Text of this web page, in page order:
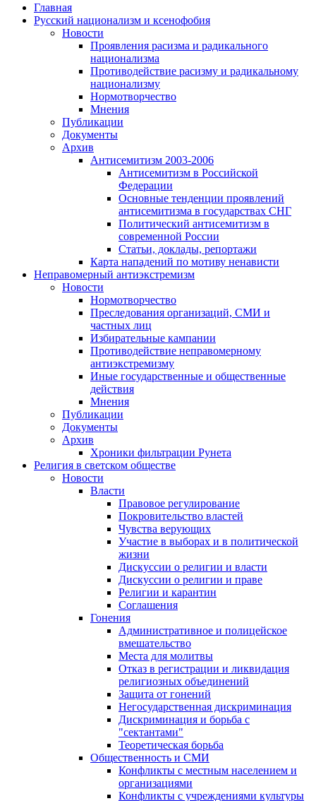
Главная
Русский национализм и ксенофобия
Новости
Проявления расизма и радикального
национализма
Противодействие расизму и радикальному
национализму
Нормотворчество
Мнения
Публикации
Документы
Архив
Антисемитизм 2003-2006
Антисемитизм в Российской
Федерации
Основные тенденции проявлений
антисемитизма в государствах СНГ
Политический антисемитизм в
современной России
Статьи, доклады, репортажи
Карта нападений по мотиву ненависти
Неправомерный антиэкстремизм
Новости
Нормотворчество
Преследования организаций, СМИ и
частных лиц
Избирательные кампании
Противодействие неправомерному
антиэкстремизму
Иные государственные и общественные
действия
Мнения
Публикации
Документы
Архив
Хроники фильтрации Рунета
Религия в светском обществе
Новости
Власти
Правовое регулирование
Покровительство властей
Чувства верующих
Участие в выборах и в политической
жизни
Дискуссии о религии и власти
Дискуссии о религии и праве
Религии и карантин
Соглашения
Гонения
Административное и полицейское
вмешательство
Места для молитвы
Отказ в регистрации и ликвидация
религиозных объединений
Защита от гонений
Негосударственная дискриминация
Дискриминация и борьба с
"сектантами"
Теоретическая борьба
Общественность и СМИ
Конфликты с местным населением и
организациями
Конфликты с учреждениями культуры